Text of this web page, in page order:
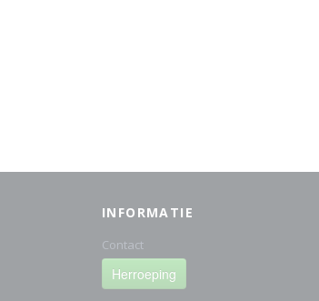
INFORMATIE
Contact
Herroeping